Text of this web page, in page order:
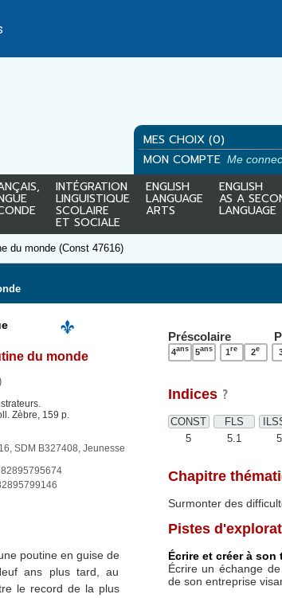
MES CHOIX (0)
MON COMPTEMe
INTÉGRATION
LINGUISTIQUE
SCOLAIRE
ET SOCIALE
ENGLISH
LANGUAGE
ARTS
ENGLISH
AS A
LANGUAGE
du monde (Const 47616)
du monde
Zèbre, 159 p.
SDM B327408, Jeunesse
Préscolaire
4ans 5ans 1re 2e
Indices
CONST FLS
5
5.1 5
Chapitre
Surmonter des
Pistes
Écrire et créer à son
Écrire un échange
de son entreprise
poutine en guise de
ans plus tard, au
le record de la plus